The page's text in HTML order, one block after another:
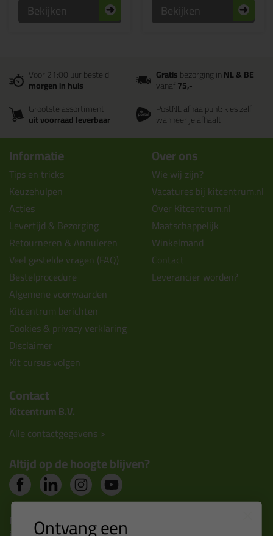
Bekijken Bekijken
Voor 21:00 uur besteld
morgen in huis
Gratisbezorging inNL & BE
vanaf75,-
Grootste assortiment
uit voorraad leverbaar
PostNL afhaalpunt: kies zelf
wanneer je afhaalt
Informatie
Tips en tricks
Keuzehulpen
Acties
Levertijd & Bezorging
Retourneren & Annuleren
Veel gestelde vragen (FAQ)
Bestelprocedure
Algemene voorwaarden
Kitcentrum berichten
Cookies & privacy verklaring
Disclaimer
Kit cursus volgen
Over ons
Wie wij zijn?
Vacatures bij kitcentrum.nl
Over Kitcentrum.nl
Maatschappelijk
Winkelmand
Contact
Leverancier worden?
Contact
Kitcentrum B.V.
Alle contactgegevens >
Altijd op de hoogte blijven?
Nieuws, tips en exclusieve deals rechtstreeks in je
Ontvang een